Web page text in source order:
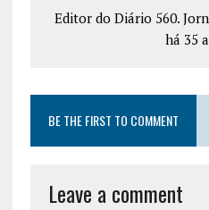
Editor do Diário 560.
há 35
BE THE FIRST TO COMMENT
Leave a comment